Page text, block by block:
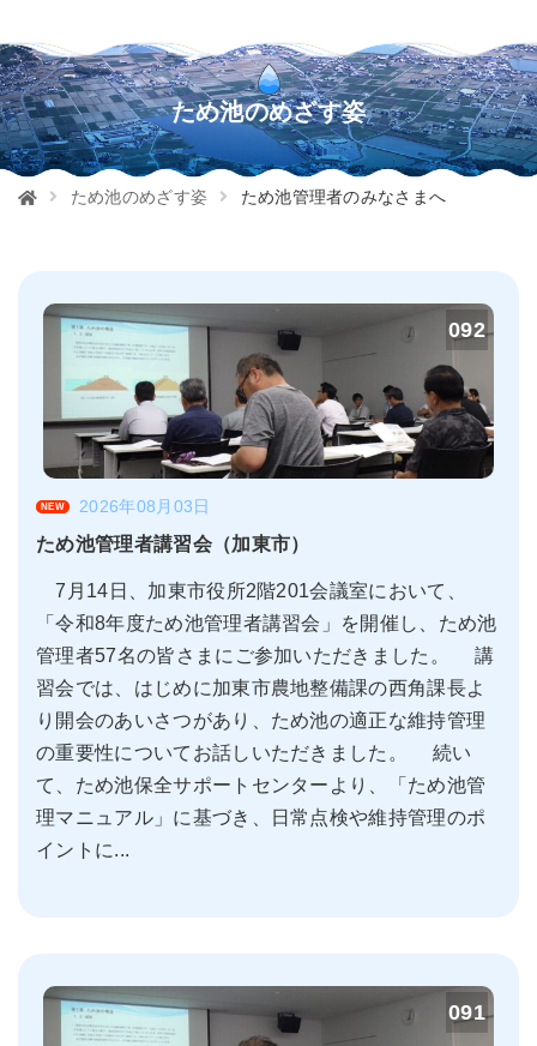
ため池のめざす姿
ため池のめざす姿 ため池管理者のみなさまへ
092
NEW 2026年08月03日
ため池管理者講習会（加東市）
7月14日、加東市役所2階201会議室において、
「令和8年度ため池管理者講習会」を開催し、ため池
管理者57名の皆さまにご参加いただきました。 講
習会では、はじめに加東市農地整備課の西角課長よ
り開会のあいさつがあり、ため池の適正な維持管理
の重要性についてお話しいただきました。 続い
て、ため池保全サポートセンターより、「ため池管
理マニュアル」に基づき、日常点検や維持管理のポ
イントに...
091